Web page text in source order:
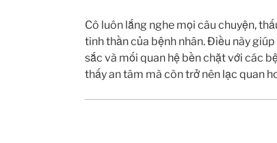
Cô luôn lắng nghe mọi câu chuyện,
tinh thần của bệnh nhân. Điều này
sắc và mối quan hệ bền chặt với các
thấy an tâm mà còn trở nên lạc quan